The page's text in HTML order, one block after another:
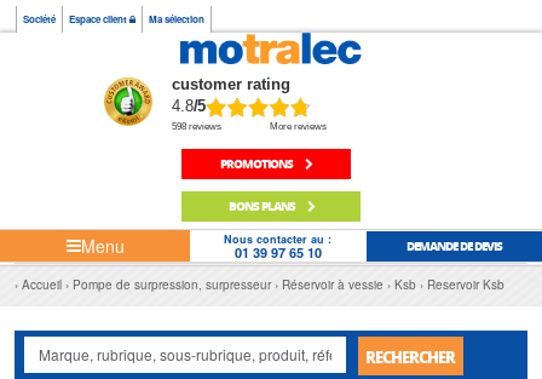
Société Espace client Ma sélection
customer rating
4.8/5
598 reviews More reviews
PROMOTIONS
BONS PLANS
Menu Nous contacter au :
01 39 97 65 10 DEMANDE DE DEVIS
Accueil Pompe de surpression, surpresseur Réservoir à vessie Ksb Reservoir Ksb
RECHERCHER